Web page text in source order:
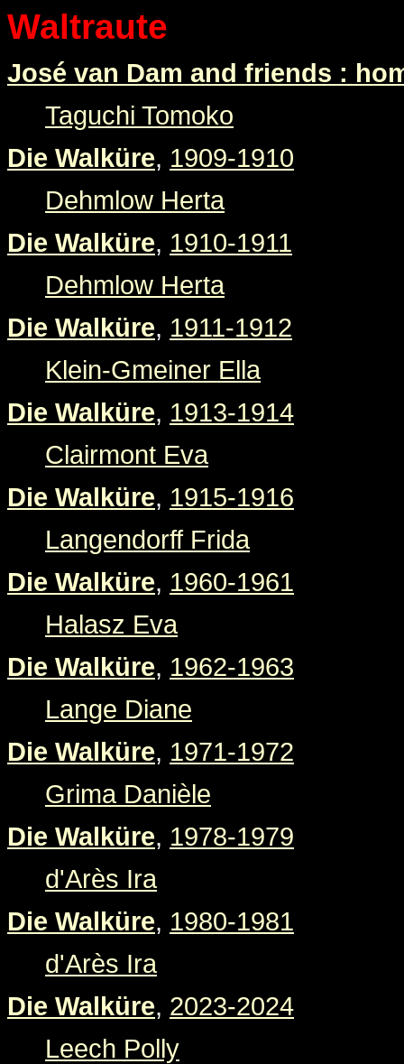
Waltraute
José van Dam and friends :
Taguchi Tomoko
Die Walküre, 1909-1910
Dehmlow Herta
Die Walküre, 1910-1911
Dehmlow Herta
Die Walküre, 1911-1912
Klein-Gmeiner Ella
Die Walküre, 1913-1914
Clairmont Eva
Die Walküre, 1915-1916
Langendorff Frida
Die Walküre, 1960-1961
Halasz Eva
Die Walküre, 1962-1963
Lange Diane
Die Walküre, 1971-1972
Grima Danièle
Die Walküre, 1978-1979
d'Arès Ira
Die Walküre, 1980-1981
d'Arès Ira
Die Walküre, 2023-2024
Leech Polly